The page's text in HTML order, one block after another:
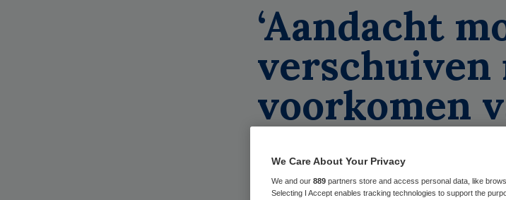
‘Aandacht
verschuiven
voorkomen
Petri Benschop
We Care About Your Privacy
We and our 889 partners store and access personal data, like
Selecting I Accept enables tracking technologies to support the